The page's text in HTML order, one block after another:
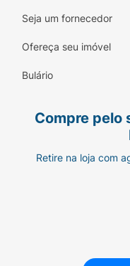
Seja um fornecedor
Ofereça seu imóvel
Bulário
Compre pelo
Retire na loja com